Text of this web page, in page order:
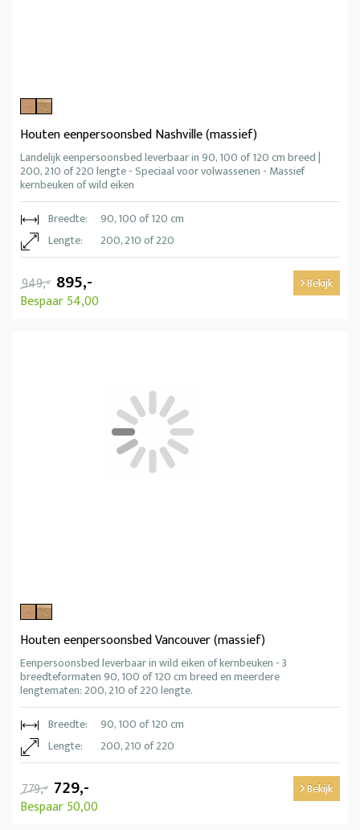
Houten eenpersoonsbed Nashville (massief)
Landelijk eenpersoonsbed leverbaar in 90, 100 of 120 cm breed |
200, 210 of 220 lengte - Speciaal voor volwassenen - Massief
kernbeuken of wild eiken
Breedte:
90, 100 of 120 cm
Lengte:
200, 210 of 220
949,- 895,-
Bespaar 54,00
Bekijk
Houten eenpersoonsbed Vancouver (massief)
Eenpersoonsbed leverbaar in wild eiken of kernbeuken - 3
breedteformaten 90, 100 of 120 cm breed en meerdere
lengtematen: 200, 210 of 220 lengte.
Breedte:
90, 100 of 120 cm
Lengte:
200, 210 of 220
779,- 729,-
Bespaar 50,00
Bekijk